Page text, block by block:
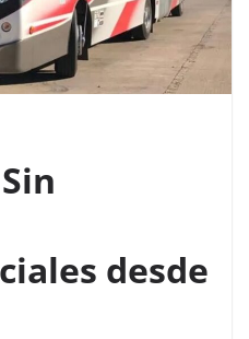
desde